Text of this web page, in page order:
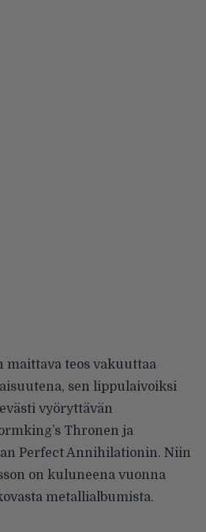
maittava teos vakuuttaa
sen lippulaivoiksi
vyöryttävän
Thronen ja
Perfect Annihilationin. Niin
on kuluneena vuonna
metallialbumista.